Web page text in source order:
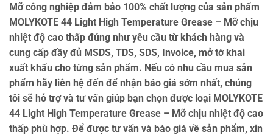
Mỡ công nghiệp đảm bảo 100% chất lượng của sản phẩm
MOLYKOTE 44 Light High Temperature Grease – Mỡ chịu
nhiệt độ cao thấp đúng như yêu cầu từ khách hàng và
cung cấp đầy đủ MSDS, TDS, SDS, Invoice, mở tờ khai
xuất khẩu cho từng sản phẩm. Nếu có nhu cầu mua sản
phẩm hãy liên hệ đến để nhận báo giá sớm nhất, chúng
tôi sẽ hỗ trợ và tư vấn giúp bạn chọn được loại MOLYKOTE
44 Light High Temperature Grease – Mỡ chịu nhiệt độ cao
thấp phù hợp. Để được tư vấn và báo giá về sản phẩm, xin